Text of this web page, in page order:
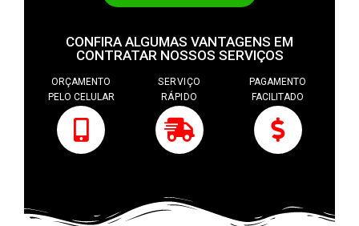
CONFIRA ALGUMAS VANTAGENS EM
CONTRATAR NOSSOS SERVIÇOS
ORÇAMENTO
PELO CELULAR
SERVIÇO
RÁPIDO
PAGAMENTO
FACILITADO